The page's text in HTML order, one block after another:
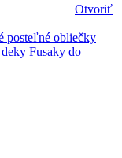
Otvoriť
posteľné obliečky
Fusaky do